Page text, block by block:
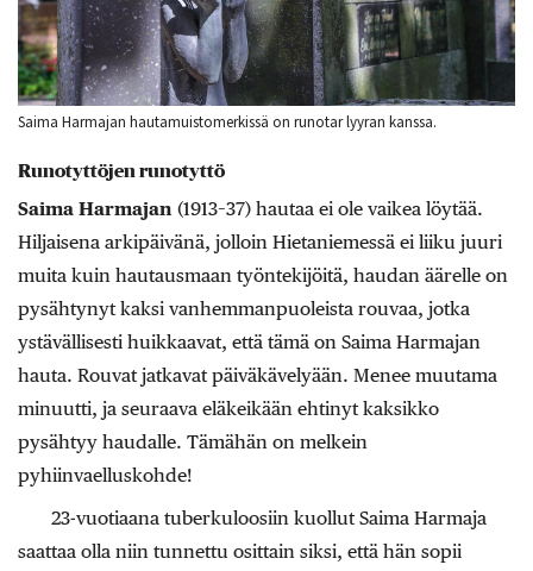
Saima Harmajan hautamuistomerkissä on runotar lyyran kanssa.
Runotyttöjen runotyttö
Saima Harmajan (1913–37) hautaa ei ole vaikea löytää.
Hiljaisena arkipäivänä, jolloin Hietaniemessä ei liiku juuri
muita kuin hautausmaan työntekijöitä, haudan äärelle on
pysähtynyt kaksi vanhemmanpuoleista rouvaa, jotka
ystävällisesti huikkaavat, että tämä on Saima Harmajan
hauta. Rouvat jatkavat päiväkävelyään. Menee muutama
minuutti, ja seuraava eläkeikään ehtinyt kaksikko
pysähtyy haudalle. Tämähän on melkein
pyhiinvaelluskohde!
23-vuotiaana tuberkuloosiin kuollut Saima Harmaja
saattaa olla niin tunnettu osittain siksi, että hän sopii